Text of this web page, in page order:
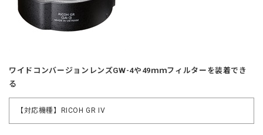
ワイドコンバージョンレンズGW-4や49ｍｍフィルターを装着でき
る
【対応機種】RICOH GR IV